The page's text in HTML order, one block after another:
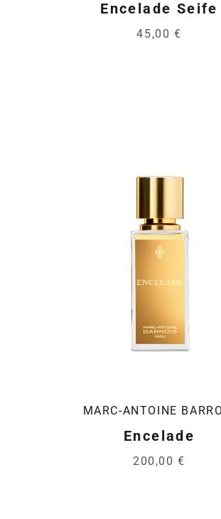
Encelade Seife
45,00 €
MARC-ANTOINE
Encelade
200,00 €